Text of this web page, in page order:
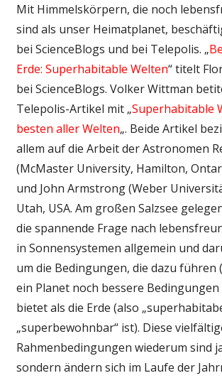
Webfundstück
Wissenschaft
Mit Himmelskörpern, die noch
sind als unser Heimatplanet,
bei ScienceBlogs und bei Telepolis. „
Erde: Superhabitable Welten“ titelt
bei ScienceBlogs. Volker Wittman
Telepolis-Artikel mit „Superhabitable
besten aller Welten„. Beide Artikel
allem auf die Arbeit der Astronomen
(McMaster University, Hamilton,
und John Armstrong (Weber
Utah, USA. Am großen Salzsee
die spannende Frage nach
in Sonnensystemen allgemein und
um die Bedingungen, die dazu führen
ein Planet noch bessere
bietet als die Erde (also
„superbewohnbar“ ist). Diese
Rahmenbedingungen wiederum sind
sondern ändern sich im Laufe der